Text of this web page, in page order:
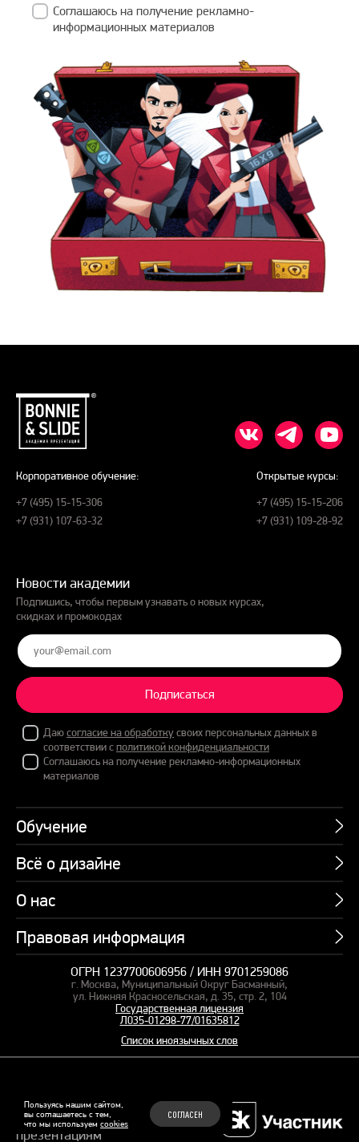
Соглашаюсь на получение рекламно-
информационных материалов
Пользуясь нашим сайтом,
вы соглашаетесь с тем,
что мы используем cookies
СОГЛАСЕН
Корпоративное обучение:
+7 (495) 15-15-306
+7 (931) 107-63-32
Открытые курсы:
+7 (495) 15-15-206
+7 (931) 109-28-92
Новости академии
Подпишись, чтобы первым узнавать о новых курсах,
скидках и промокодах
Подписаться
Даюсогласие на обработкусвоих персональных данных в
соответствии сполитикой конфиденциальности
Соглашаюсь на получение рекламно-информационных
материалов
Обучение
Курсы
Пакетные предложения
Профессии
Подарочные сертификаты
Корпоративное обучение
Курсы для сотрудников
Пакетные предложения
Всё о дизайне
Учебник по презентациям
Банк слайдов
Вебинары
Студия дизайна
Заказать презентацию
О нас
Об академии
СМИ о нас
Правовая информация
Карта сайта
Оферта и лицензия
Политика конфиденциальности
Рекомендательные технологии
Файлы Cookie
ОГРН 1237700606956 / ИНН 9701259086
г. Москва, Муниципальный Округ Басманный,
ул. Нижняя Красносельская, д. 35, стр. 2, 104
Государственная лицензия
Л035-01298-77/01635812
Список иноязычных слов
© 2015–2026 Бонни и Слайд
Обучающие курсы по
презентациям